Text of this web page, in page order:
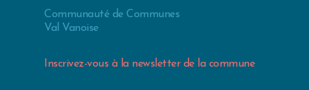
Communauté de Communes
Val Vanoise
Inscrivez-vous à la newsletter de la commune